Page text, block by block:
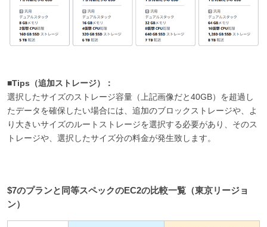
■Tips（追加ストレージ）：
選択したサイズのストレージ容量（上記画像だと40GB）を超過し
たデータを確保したい場合には、追加のブロックストレージや、よ
り大きいサイズのルートストレージを選択する必要があり、そのス
トレージや、選択したサイズ分の料金が発生致します。
$7のプランと同等スペックのEC2の比較一覧（東京リージョ
ン）